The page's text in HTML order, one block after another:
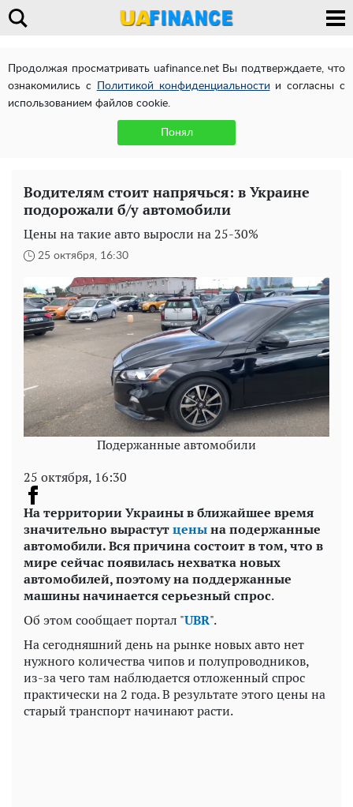
Продолжая просматривать uafinance.net Вы подтверждаете, что
ознакомились с
Политикой конфиденциальности и согласны с
использованием файлов cookie.
Понял
Водителям стоит напрячься: в Украине
подорожали б/у автомобили
Цены на такие авто выросли на 25-30%
25 октября, 16:30
Подержанные автомобили
25 октября, 16:30
На территории Украины в ближайшее время
значительно вырастутценынаподержанные
автомобили.Вся причина состоит в том, что в
мире сейчас появилась нехватка новых
автомобилей, поэтому на поддержанные
машины начинается серьезный спрос.
Об этом сообщает портал "UBR".
На сегодняшний день на рынке новых авто нет
нужного количества чипов и полупроводников,
из-за чего там наблюдается отложенный спрос
практически на 2 года. В результате этого цены на
старый транспорт начинают расти.